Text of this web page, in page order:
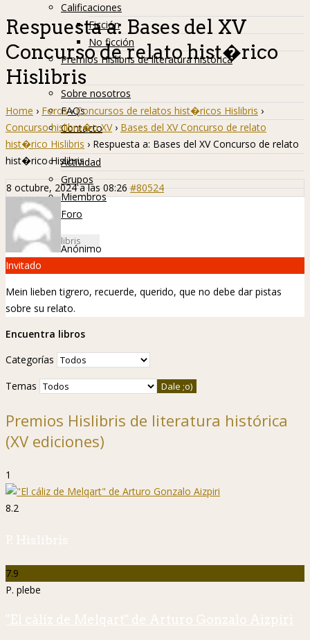
Calificaciones
Ficción
No ficción
Premios Hislibris de literatura histórica
Info
Sobre nosotros
FAQs
Contacto
Hislibreños
Actividad
Grupos
Miembros
Foro
Respuesta a: Bases del XV
Concurso de relato hist�rico
Hislibris
Home › Foros › Concursos de relatos hist�ricos Hislibris ›
Concurso hislibre�o XV › Bases del XV Concurso de relato
hist�rico Hislibris › Respuesta a: Bases del XV Concurso de relato
hist�rico Hislibris
8 octubre, 2024 a las 08:26 #80524
Anónimo
Invitado
Mein lieben tigrero, recuerde, querido, que no debe dar pistas
sobre su relato.
Encuentra libros
Categorías
Temas
Premios Hislibris de literatura histórica
(XV ediciones)
1
8.2
P. Hislibris
7.9
P. plebe
"El cáliz de Melqart" de Arturo Gonzalo Aizpiri